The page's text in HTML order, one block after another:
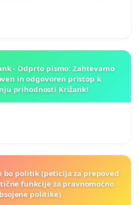
- Odprto pismo: Zahtevamo
in odgovoren pristop k
prihodnosti Križank!
bo politik (peticija za prepoved
funkcije za pravnomočno
politike)